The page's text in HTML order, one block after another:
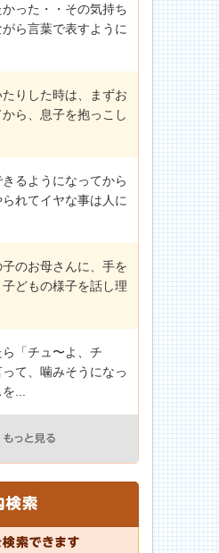
った・・その気持ち
ら言葉で表すように
りした時は、まずお
ら、息子を抱っこし
るようになってから
れてイヤな事は人に
のお母さんに、手を
どもの様子を話し理
「チュ〜よ、チ
て、噛みそうになっ
...